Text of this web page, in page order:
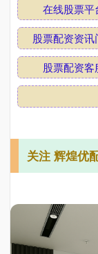
在线股票平
股票配资资讯
股票配资客
关注 辉煌优